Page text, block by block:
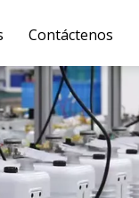
Contáctenos